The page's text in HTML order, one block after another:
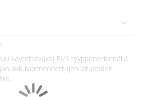
käytettäväksi RJ/S tyyppimerkinnällä
akkuvarmennettujen latureiden